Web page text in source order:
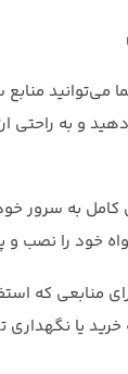
می‌توانید منابع
و به راحتی
به سرور
خود را نصب و
منابعی که
یا نگهداری